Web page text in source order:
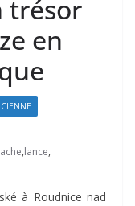
trésor
en
,lance,
à Roudnice nad